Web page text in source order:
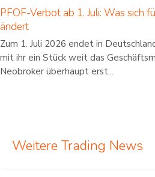
PFOF-Verbot ab 1. Juli: Was sich
ändert
Zum 1. Juli 2026 endet in
mit ihr ein Stück weit das
Neobroker überhaupt erst...
Weitere Trading News